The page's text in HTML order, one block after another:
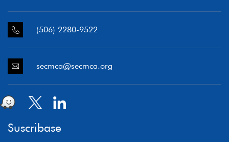
(506) 2280-9522
secmca@secmca.org
Suscribase